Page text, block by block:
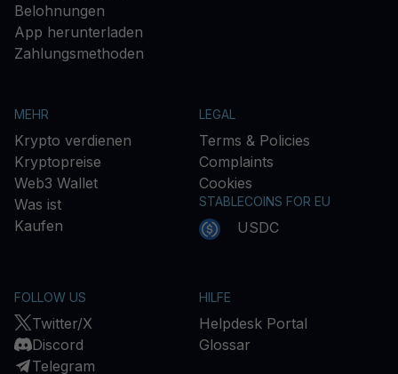
Belohnungen
App herunterladen
Zahlungsmethoden
MEHR
Krypto verdienen
Kryptopreise
Web3 Wallet
Was ist
Kaufen
LEGAL
Terms & Policies
Complaints
Cookies
STABLECOINS FOR EU
USDC
FOLLOW US
Twitter/X
Discord
Telegram
HILFE
Helpdesk Portal
Glossar